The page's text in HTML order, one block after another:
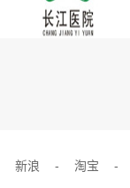
新浪 - 淘宝 -